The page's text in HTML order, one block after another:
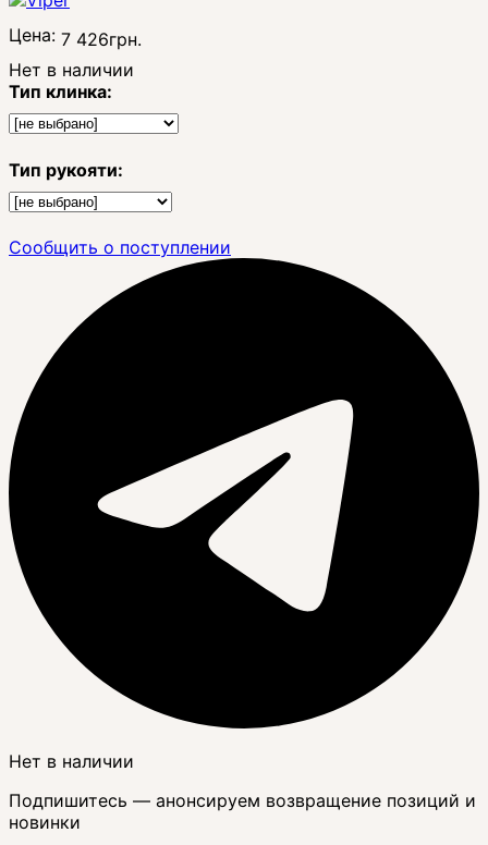
Цена: 7 426грн.
Нет в наличии
Тип клинка:
Тип рукояти:
Сообщить о поступлении
Нет в наличии
Подпишитесь — анонсируем возвращение позиций и
новинки